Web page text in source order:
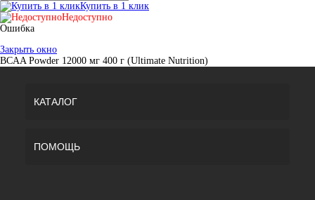
Купить в 1 клик
Недоступно
Ошибка
Закрыть окно
BCAA Powder 12000 мг 400 г (Ultimate Nutrition)
КАТАЛОГ
ПОМОЩЬ